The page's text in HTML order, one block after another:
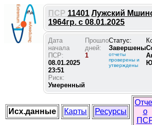
ПСР 11401 Лужский
1964гр. с 08.01.2025
Дата
начала
ПСР:
08.01.2025
23:51
Риск:
Умеренный
Прошло
дней:
1
Статус:
Завершены
отчеты
проверены и
утверждены
Исх.данные Карты Ресурсы
о